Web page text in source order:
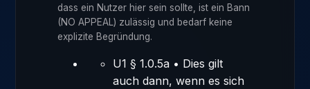
dass ein Nutzer hier sein sollte, ist ein Bann
(NO APPEAL) zulässig und bedarf keine
explizite Begründung.
U1 § 1.0.5a • Dies gilt
auch dann, wenn es sich